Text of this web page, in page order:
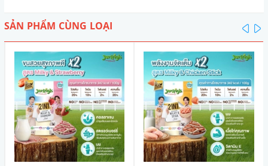
SẢN PHẨM CÙNG LOẠI